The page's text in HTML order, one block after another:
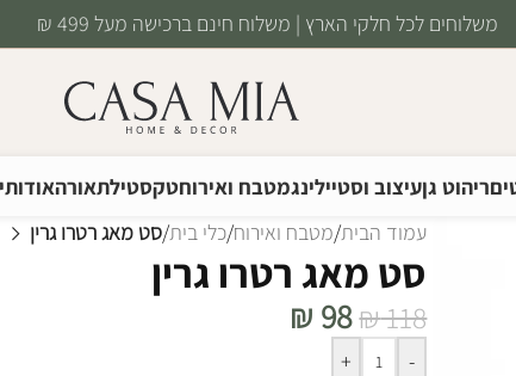
משלוחים לכל חלקי הארץ | משלוח חינם ברכישה מעל 499 ₪
ריהוט גןעיצוב וסטיילינגמטבח ואירוחטקסטילתאורה
עמוד הבית/מטבח ואירוח/כלי בית/סט מאג רטרו גרין
סט מאג רטרו גרין
₪118
₪ 98
-
+Alternative: